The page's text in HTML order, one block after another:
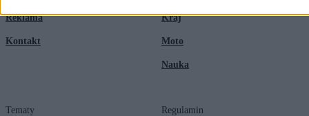
Reklama
Kontakt
Kraj
Moto
Nauka
Tematy Regulamin